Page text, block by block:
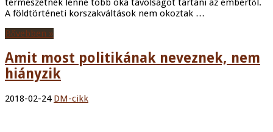
természetnek lenne több oka távolságot tartani az embertől.
A földtörténeti korszakváltások nem okoztak …
Bővebben »
Amit most politikának neveznek, nem
hiányzik
2018-02-24 DM-cikk